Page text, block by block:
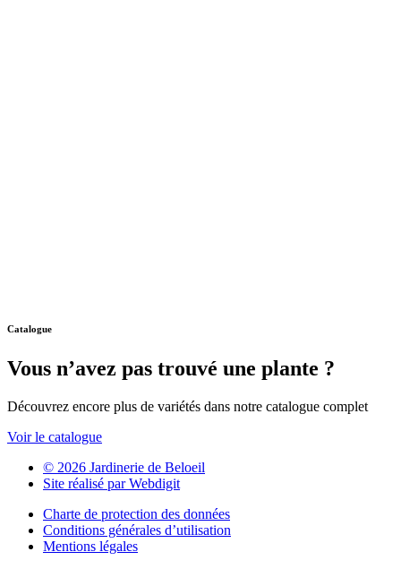
Catalogue
Vous n’avez pas trouvé une plante ?
Découvrez encore plus de variétés dans notre catalogue complet
Voir le catalogue
© 2026 Jardinerie de Beloeil
Site réalisé par Webdigit
Charte de protection des données
Conditions générales d’utilisation
Mentions légales